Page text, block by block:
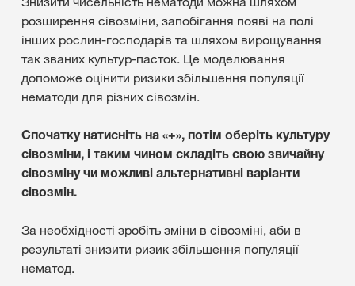
розширення сівозміни, запобігання появі на полі
інших рослин-господарів та шляхом вирощування
так званих культур-пасток. Це моделювання
допоможе оцінити ризики збільшення популяції
нематоди для різних сівозмін.
Спочатку натисніть на «+», потім оберіть культуру
сівозміни, і таким чином складіть свою звичайну
сівозміну чи можливі альтернативні варіанти
сівозмін.
За необхідності зробіть зміни в сівозміні, аби в
результаті знизити ризик збільшення популяції
нематод.